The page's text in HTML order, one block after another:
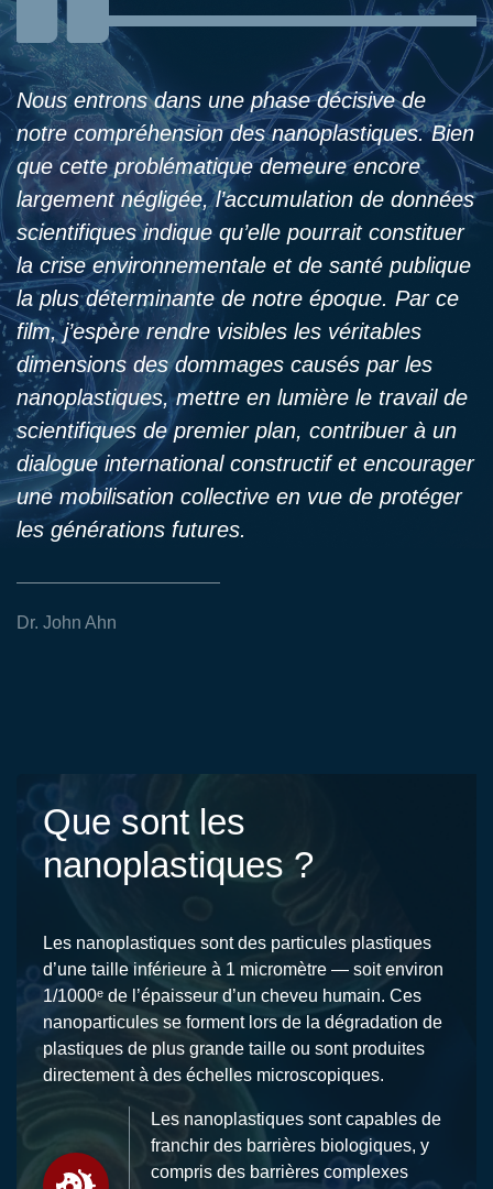
Nous entrons dans une phase décisive de
notre compréhension des nanoplastiques. Bien
que cette problématique demeure encore
largement négligée, l’accumulation de données
scientifiques indique qu’elle pourrait constituer
la crise environnementale et de santé publique
la plus déterminante de notre époque. Par ce
film, j’espère rendre visibles les véritables
dimensions des dommages causés par les
nanoplastiques, mettre en lumière le travail de
scientifiques de premier plan, contribuer à un
dialogue international constructif et encourager
une mobilisation collective en vue de protéger
les générations futures.
Dr. John Ahn
Que sont les
nanoplastiques ?
Les nanoplastiques sont des particules plastiques
d’une taille inférieure à 1 micromètre — soit environ
1/1000ᵉ de l’épaisseur d’un cheveu humain. Ces
nanoparticules se forment lors de la dégradation de
plastiques de plus grande taille ou sont produites
directement à des échelles microscopiques.
Les nanoplastiques sont capables de
franchir des barrières biologiques, y
compris des barrières complexes